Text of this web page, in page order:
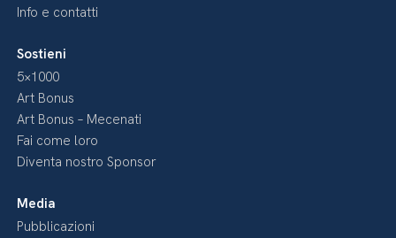
Info e contatti
Sostieni
5×1000
Art Bonus
Art Bonus – Mecenati
Fai come loro
Diventa nostro Sponsor
Media
Pubblicazioni